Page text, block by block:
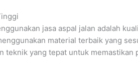
jasa aspal jalan adalah
material terbaik yang
teknik yang tepat untuk memastikan